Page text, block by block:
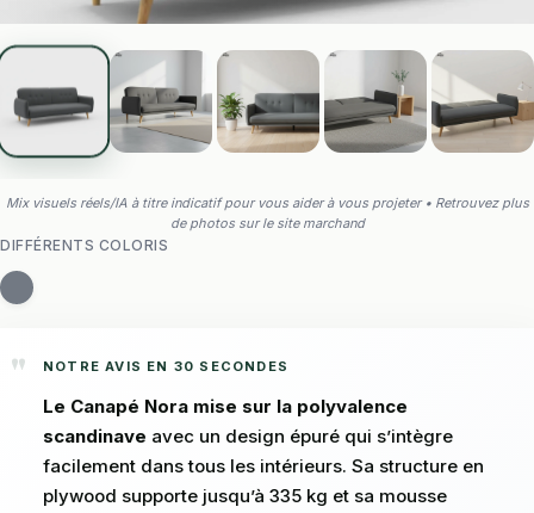
Mix visuels réels/IA à titre indicatif pour vous aider à vous projeter • Retrouvez plus
de photos sur le site marchand
DIFFÉRENTS COLORIS
NOTRE AVIS EN 30 SECONDES
Le Canapé Nora mise sur la polyvalence
scandinave avec un design épuré qui s’intègre
facilement dans tous les intérieurs. Sa structure en
plywood supporte jusqu’à 335 kg et sa mousse